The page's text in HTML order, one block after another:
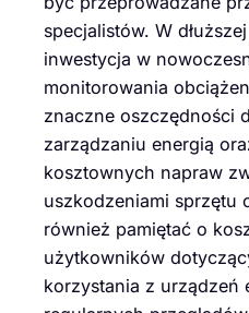
specjalistów. W
inwestycja w
monitorowania
znaczne oszczędności
zarządzaniu energią
kosztownych napraw
uszkodzeniami sprzętu
również pamiętać o
użytkowników
korzystania z urządzeń